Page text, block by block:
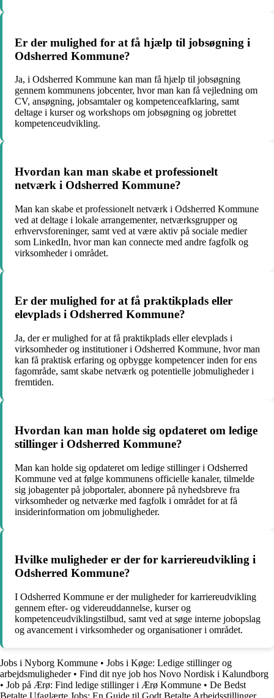
Er der mulighed for at få hjælp til jobsøgning i
Odsherred Kommune?
Ja, i Odsherred Kommune kan man få hjælp til jobsøgning
gennem kommunens jobcenter, hvor man kan få vejledning om
CV, ansøgning, jobsamtaler og kompetenceafklaring, samt
deltage i kurser og workshops om jobsøgning og jobrettet
kompetenceudvikling.
Hvordan kan man skabe et professionelt
netværk i Odsherred Kommune?
Man kan skabe et professionelt netværk i Odsherred Kommune
ved at deltage i lokale arrangementer, netværksgrupper og
erhvervsforeninger, samt ved at være aktiv på sociale medier
som LinkedIn, hvor man kan connecte med andre fagfolk og
virksomheder i området.
Er der mulighed for at få praktikplads eller
elevplads i Odsherred Kommune?
Ja, der er mulighed for at få praktikplads eller elevplads i
virksomheder og institutioner i Odsherred Kommune, hvor man
kan få praktisk erfaring og opbygge kompetencer inden for ens
fagområde, samt skabe netværk og potentielle jobmuligheder i
fremtiden.
Hvordan kan man holde sig opdateret om ledige
stillinger i Odsherred Kommune?
Man kan holde sig opdateret om ledige stillinger i Odsherred
Kommune ved at følge kommunens officielle kanaler, tilmelde
sig jobagenter på jobportaler, abonnere på nyhedsbreve fra
virksomheder og netværke med fagfolk i området for at få
insiderinformation om jobmuligheder.
Hvilke muligheder er der for karriereudvikling i
Odsherred Kommune?
I Odsherred Kommune er der muligheder for karriereudvikling
gennem efter- og videreuddannelse, kurser og
kompetenceudviklingstilbud, samt ved at søge interne jobopslag
og avancement i virksomheder og organisationer i området.
Jobs i Nyborg Kommune • Jobs i Køge: Ledige stillinger og
arbejdsmuligheder• Find dit nye job hos Novo Nordisk i Kalundborg
• Job på Ærø: Find ledige stillinger i Ærø Kommune • De Bedst
Betalte Ufaglærte Jobs: En Guide til Godt Betalte Arbejdsstillinger